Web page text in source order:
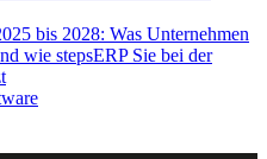
bis 2028: Was Unternehmen
wie stepsERP Sie bei der